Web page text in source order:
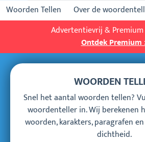
Woorden Tellen Over de
Advertentievrij &
Ontdek Premium
WOORDEN
Snel het aantal woorden tellen?
woordenteller in. Wij berekenen
woorden, karakters, paragrafen
dichtheid.